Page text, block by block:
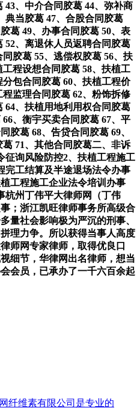
43、中介合同胶葛 44、弥补商
典当胶葛 47、合股合同胶葛
葛 49、办事合同胶葛 50、表
52、离退休人员返聘合同胶葛
胶葛 55、逃偿权胶葛 56、扶
程设想合同胶葛 58、扶植工
包合同胶葛 60、扶植工程价
监理合同胶葛 62、粉饰拆修
64、扶植用地利用权合同胶葛
、衡宇买卖合同胶葛 67、平
胶葛 68、告贷合同胶葛 69、
71、其他合同胶葛二、非诉
征询风险防控2、扶植工程施工
完工结算及半途退场法令办事
工程施工企业法令培训办事
杭州丁伟平大律师网（丁伟
；浙江凯旺律师事务所高级合
量社会影响极为严沉的刑事、
理力争。所以获得当事人高度
师网专家律师，取得优良口
细节，华律网出名律师，想当
会员，已承办了一千六百余起
纤维素有限公司是专业的